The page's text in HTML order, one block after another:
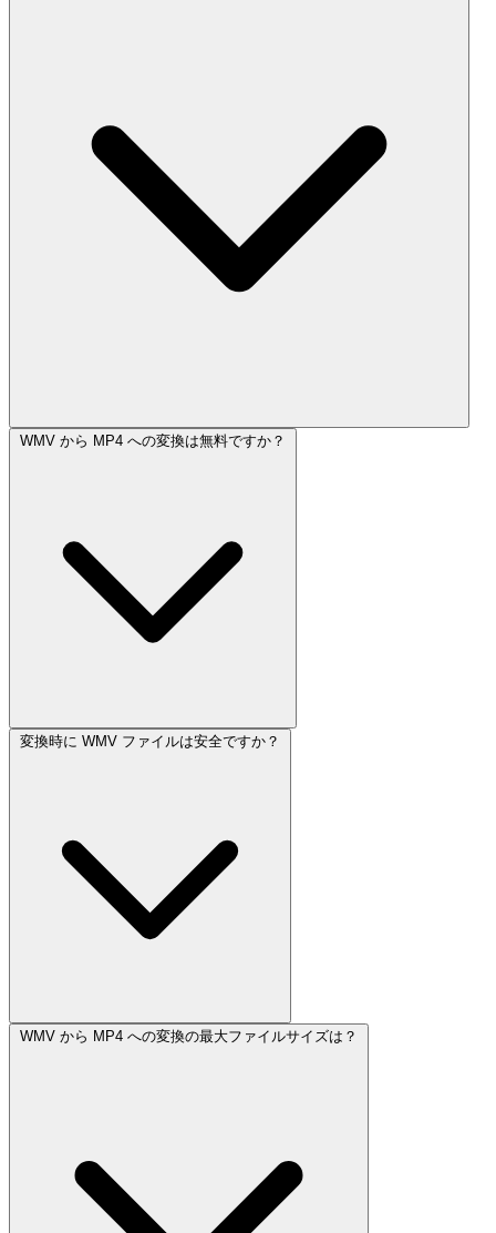
WMV から MP4 への変換は無料ですか？
変換時に WMV ファイルは安全ですか？
WMV から MP4 への変換の最大ファイルサイズは？